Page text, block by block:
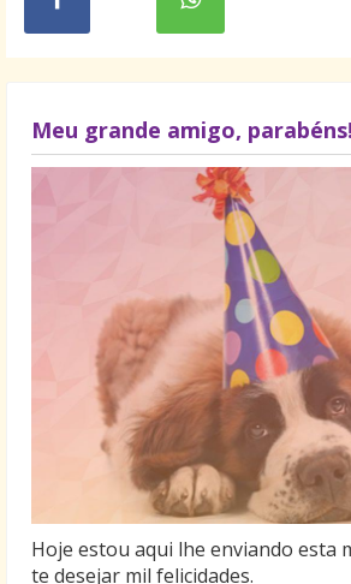
Meu grande amigo, parabéns!
Hoje estou aqui lhe enviando esta
te desejar mil felicidades.